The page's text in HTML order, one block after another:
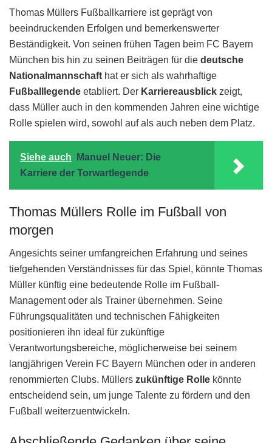
Thomas Müllers Fußballkarriere ist geprägt von
beeindruckenden Erfolgen und bemerkenswerter
Beständigkeit. Von seinen frühen Tagen beim FC Bayern
München bis hin zu seinen Beiträgen für die deutsche
Nationalmannschaft hat er sich als wahrhaftige
Fußballlegende etabliert. Der Karriereausblick zeigt,
dass Müller auch in den kommenden Jahren eine wichtige
Rolle spielen wird, sowohl auf als auch neben dem Platz.
Siehe auch
Manuel Neuer: Die
Karriere der Torwartlegende
Thomas Müllers Rolle im Fußball von
morgen
Angesichts seiner umfangreichen Erfahrung und seines
tiefgehenden Verständnisses für das Spiel, könnte Thomas
Müller künftig eine bedeutende Rolle im Fußball-
Management oder als Trainer übernehmen. Seine
Führungsqualitäten und technischen Fähigkeiten
positionieren ihn ideal für zukünftige
Verantwortungsbereiche, möglicherweise bei seinem
langjährigen Verein FC Bayern München oder in anderen
renommierten Clubs. Müllers zukünftige Rolle könnte
entscheidend sein, um junge Talente zu fördern und den
Fußball weiterzuentwickeln.